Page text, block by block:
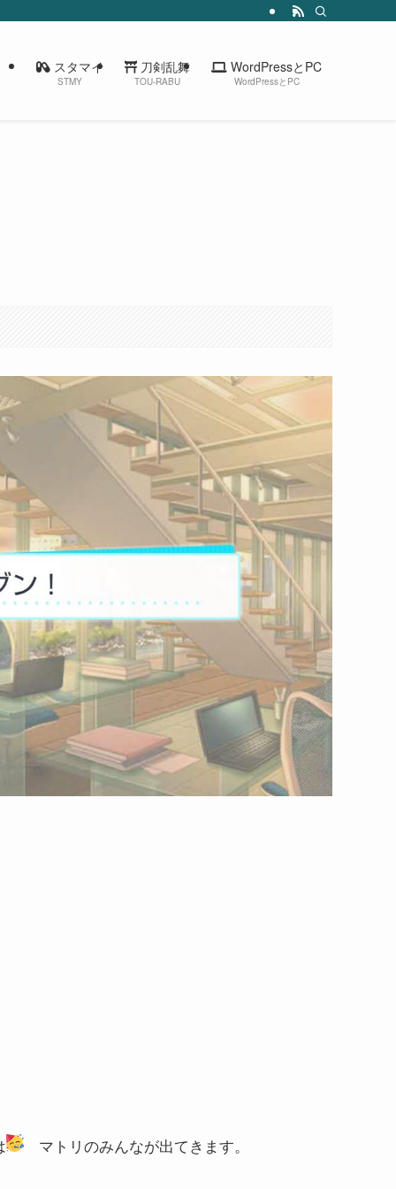
スタマイ
STMY
刀剣乱舞
TOU-RABU
WordPressとPC
WordPressとPC
マトリのみんなが出てきます。